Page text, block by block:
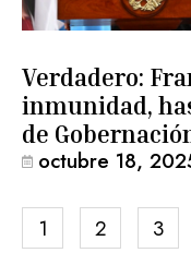
Verdadero:
inmunidad,
de
octubre 18,
1 2 3